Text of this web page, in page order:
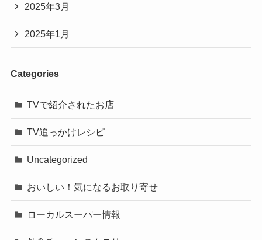
2025年3月
2025年1月
Categories
TVで紹介されたお店
TV追っかけレシピ
Uncategorized
おいしい！気になるお取り寄せ
ローカルスーパー情報